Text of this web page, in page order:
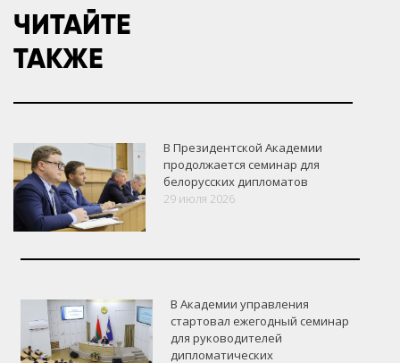
ЧИТАЙТЕ
ТАКЖЕ
В Президентской Академии
продолжается семинар для
белорусских дипломатов
29 июля 2026
В Академии управления
стартовал ежегодный семинар
для руководителей
дипломатических